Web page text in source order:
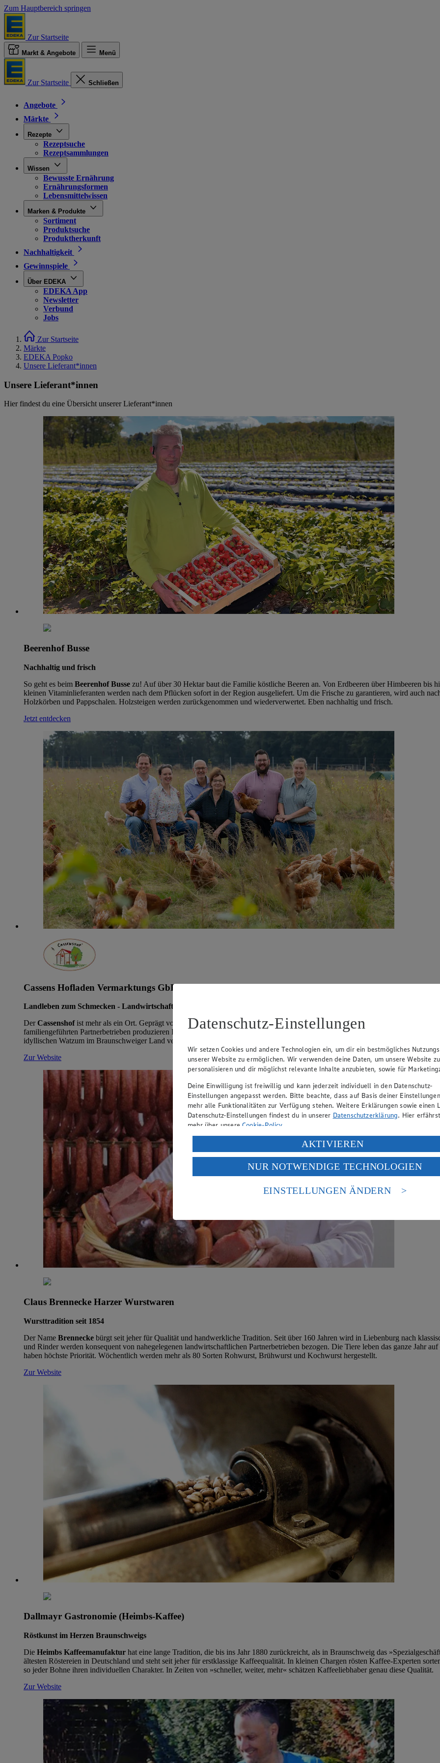
Zum Hauptbereich springen
Zur Startseite
Markt & Angebote Menü
Zur Startseite Schließen
Angebote
Märkte
Rezepte
Rezeptsuche
Rezeptsammlungen
Wissen
Bewusste Ernährung
Ernährungsformen
Lebensmittelwissen
Marken & Produkte
Sortiment
Produktsuche
Produktherkunft
Nachhaltigkeit
Gewinnspiele
Über EDEKA
EDEKA App
Newsletter
Verbund
Jobs
Zur Startseite
Märkte
EDEKA Popko
Unsere Lieferant*innen
Unsere Lieferant*innen
Hier findest du eine Übersicht unserer Lieferant*innen
Beerenhof Busse
Nachhaltig und frisch
So geht es beim Beerenhof Busse zu! Auf über 30 Hektar baut die Familie köstliche Beeren an. Von Erdbeeren über Himbeeren bis
kleinen Vitaminlieferanten werden nach dem Pflücken sofort in der Region ausgeliefert. Um die Frische zu garantieren, wird auch
Holzkörben und Pappschalen. Holzsteigen werden zurückgenommen und wiederverwertet. Eben nachhaltig und frisch.
Jetzt entdecken
Cassens Hofladen Vermarktungs GbR
Landleben zum Schmecken - Landwirtschaft zum Anfassen
DerCassenshofist mehr als ein Ort. Geprägt von den Werten der Heimat Niedersachsen steht er für gelebte Familientradition im
familiengeführten Partnerbetrieben produzieren Familie Voß und Familie Pelka beste Freiland- und Bio-Eier. Rund um den
idyllischen Watzum im Braunschweiger Land versorgt der Cassenshof deine Region mit echten Landeiern.
Zur Website
Claus Brennecke Harzer Wurstwaren
Wursttradition seit 1854
Der Name Brennecke bürgt seit jeher für Qualität und handwerkliche Tradition. Seit über 160 Jahren wird in Liebenburg nach
und Rinder werden konsequent von nahegelegenen landwirtschaftlichen Partnerbetrieben bezogen. Die Tiere leben das ganze Jahr
haben höchste Priorität. Wöchentlich werden mehr als 80 Sorten Rohwurst, Brühwurst und Kochwurst hergestellt.
Zur Website
Dallmayr Gastronomie (Heimbs-Kaffee)
Röstkunst im Herzen Braunschweigs
Die Heimbs Kaffeemanufaktur hat eine lange Tradition, die bis ins Jahr 1880 zurückreicht, als in Braunschweig das
ältesten Röstereien in Deutschland und steht seit jeher für erstklassige Kaffeequalität. In kleinen Chargen rösten Kaffee-Experten
so jeder Bohne ihren individuellen Charakter. In Zeiten von »schneller, weiter, mehr« schätzen Kaffeeliebhaber genau diese Qualität.
Zur Website
Datenschutz-Einstellungen
Wir setzen Cookies und andere Technologien ein, um dir ein bestmögliches
unserer Website zu ermöglichen. Wir verwenden deine Daten, um unsere Website zu
personalisieren und dir möglichst relevante Inhalte anzubieten, sowie für
Deine Einwilligung ist freiwillig und kann jederzeit individuell in den Datenschutz-
Einstellungen angepasst werden. Bitte beachte, dass auf Basis deiner
mehr alle Funktionalitäten zur Verfügung stehen. Weitere Erklärungen sowie einen
Datenschutz-Einstellungen findest du in unserer Datenschutzerklärung. Hier
mehr über unsereCookie-Policy.
Verarbeitung deiner personenbezogenen Daten in den USA durch Facebook und
Wenn du auf „Aktivieren“ klickst, willigst du im Sinne des Art. 49 Abs. 1 Satz 1 lit.
ein, dass deine Daten in den USA verarbeitet werden. Der EuGH sieht die USA als
einem nach europäischen Standards nicht angemessenen Datenschutzniveau an. Es
Risiko eines Zugriffs durch US-amerikanische Behörden.
AKTIVIEREN
NUR NOTWENDIGE TECHNOLOGIEN
EINSTELLUNGEN ÄNDERN